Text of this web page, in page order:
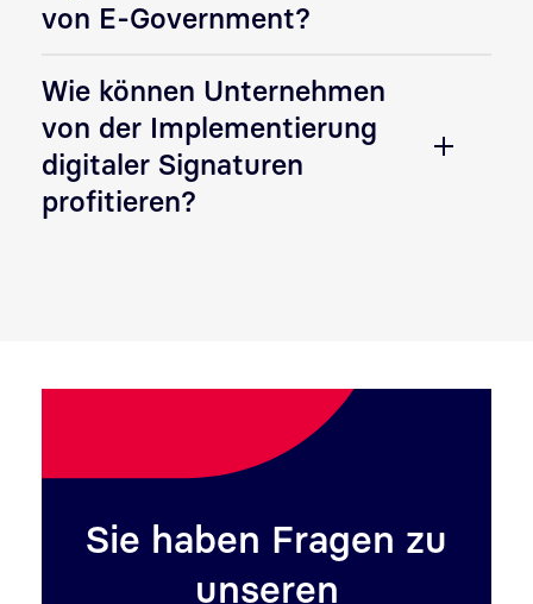
von E-Government?
Wie können Unternehmen
von der Implementierung
digitaler Signaturen
profitieren?
Sie haben Fragen zu
unseren